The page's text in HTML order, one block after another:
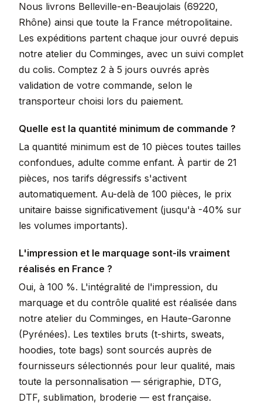
Nous livrons Belleville-en-Beaujolais (69220,
Rhône) ainsi que toute la France métropolitaine.
Les expéditions partent chaque jour ouvré depuis
notre atelier du Comminges, avec un suivi complet
du colis. Comptez 2 à 5 jours ouvrés après
validation de votre commande, selon le
transporteur choisi lors du paiement.
Quelle est la quantité minimum de commande ?
La quantité minimum est de 10 pièces toutes tailles
confondues, adulte comme enfant. À partir de 21
pièces, nos tarifs dégressifs s'activent
automatiquement. Au-delà de 100 pièces, le prix
unitaire baisse significativement (jusqu'à -40% sur
les volumes importants).
L'impression et le marquage sont-ils vraiment
réalisés en France ?
Oui, à 100 %. L'intégralité de l'impression, du
marquage et du contrôle qualité est réalisée dans
notre atelier du Comminges, en Haute-Garonne
(Pyrénées). Les textiles bruts (t-shirts, sweats,
hoodies, tote bags) sont sourcés auprès de
fournisseurs sélectionnés pour leur qualité, mais
toute la personnalisation — sérigraphie, DTG,
DTF, sublimation, broderie — est française.